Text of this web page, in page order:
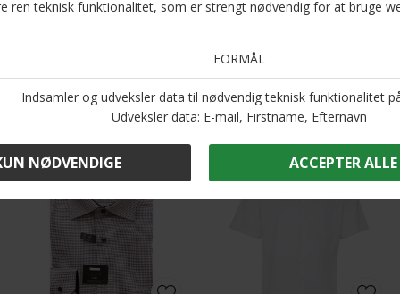
Eterna - 4065 38 X15K | Modern fit Skjorte Grå
DKK 600,-